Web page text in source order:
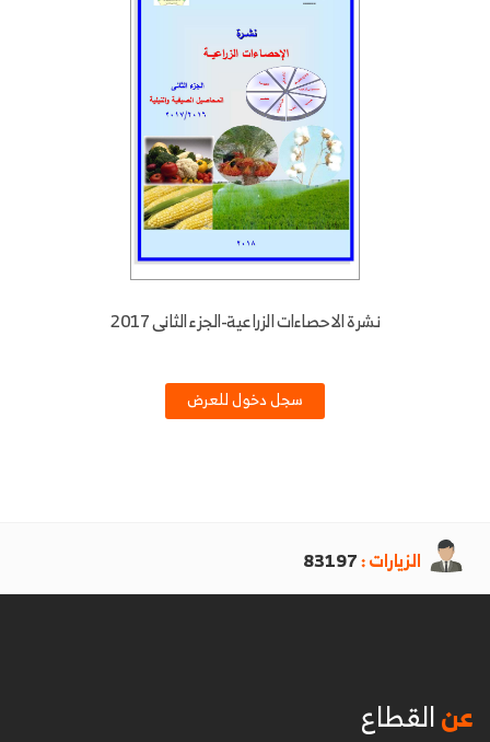
نشرة الاحصاءات الزراعية-الجزء الثانى 2017
سجل دخول للعرض
الزيارات :83197
عنالقطاع